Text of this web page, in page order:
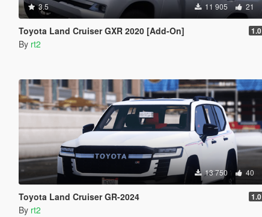
3.5 11 905 21
Toyota Land Cruiser GXR 2020 [Add-On] 1.0
By rt2
13 750 40
Toyota Land Cruiser GR-2024 1.0
By rt2